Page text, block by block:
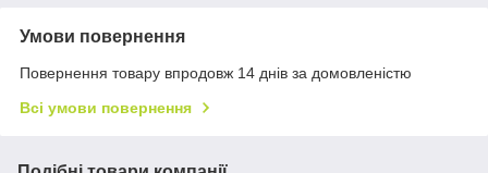
Умови повернення
Повернення товару впродовж 14 днів за домовленістю
Всі умови повернення